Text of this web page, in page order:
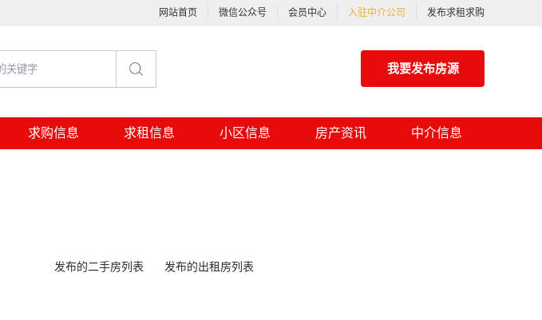
网站首页 微信公众号 会员中心 入驻中介公司 发布求租求购
我要发布房源
求购信息 求租信息 小区信息 房产资讯 中介信息
发布的二手房列表 发布的出租房列表